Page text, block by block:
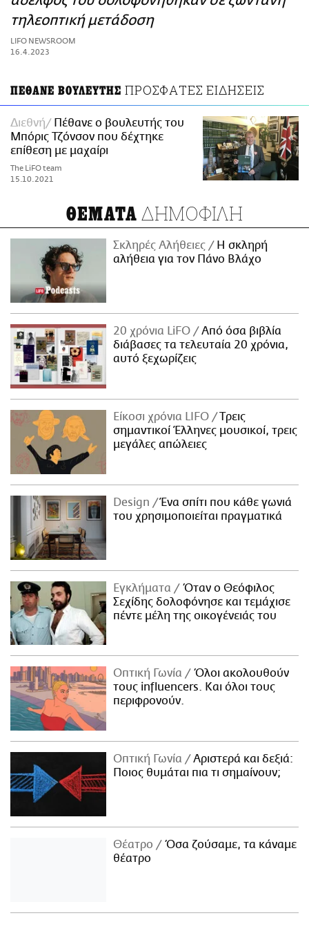
ΑΜΠΑ
PRINT
τηλεοπτική μετάδοση
LIFO NEWSROOM
16.4.2023
ΠΕΘΑΝΕ ΒΟΥΛΕΥΤΗΣ ΠΡΟΣΦΑΤΕΣ ΕΙΔΗΣΕΙΣ
Διεθνή
Πέθανε ο βουλευτής του
Μπόρις Τζόνσον που δέχτηκε
επίθεση με μαχαίρι
The LiFO team
15.10.2021
ΘΕΜΑΤΑ ΔΗΜΟΦΙΛΗ
Σκληρές Αλήθειες
H σκληρή
αλήθεια για τον Πάνο Βλάχο
20 χρόνια LiFO
Από όσα βιβλία
διάβασες τα τελευταία 20 χρόνια,
αυτό ξεχωρίζεις
Είκοσι χρόνια LIFO
Tρεις
σημαντικοί Έλληνες μουσικοί, τρεις
μεγάλες απώλειες
Design
Ένα σπίτι που κάθε γωνιά
του χρησιμοποιείται πραγματικά
Εγκλήματα
Όταν ο Θεόφιλος
Σεχίδης δολοφόνησε και τεμάχισε
πέντε μέλη της οικογένειάς του
Οπτική Γωνία
Όλοι ακολουθούν
τους influencers. Και όλοι τους
περιφρονούν.
Οπτική Γωνία
Αριστερά και δεξιά:
Ποιος θυμάται πια τι σημαίνουν;
Θέατρο
Όσα ζούσαμε, τα κάναμε
θέατρο